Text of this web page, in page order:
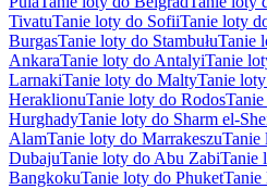
TivatuTanie loty do SofiiTanie loty
BurgasTanie loty do StambułuTanie
AnkaraTanie loty do AntalyiTanie
LarnakiTanie loty do MaltyTanie
HeraklionuTanie loty do Rodos
HurghadyTanie loty do Sharm el-
AlamTanie loty do MarrakeszuTanie
DubajuTanie loty do Abu ZabiTanie
BangkokuTanie loty do Phuket